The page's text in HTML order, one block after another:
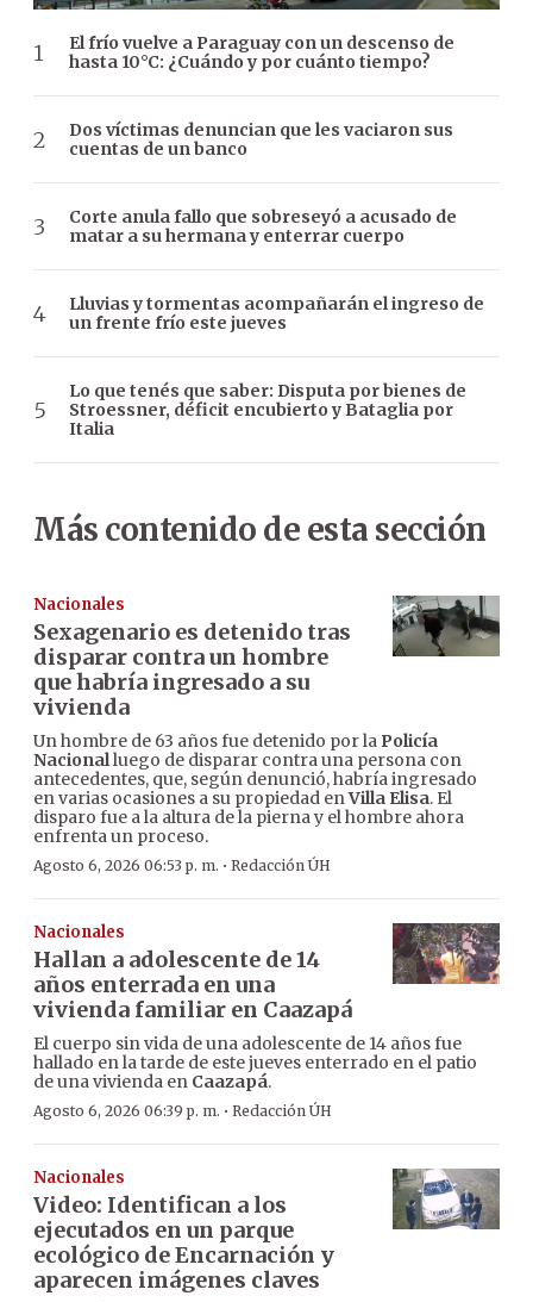
El frío vuelve a Paraguay con un descenso de
hasta 10°C: ¿Cuándo y por cuánto tiempo?
Dos víctimas denuncian que les vaciaron sus
cuentas de un banco
Corte anula fallo que sobreseyó a acusado de
matar a su hermana y enterrar cuerpo
Lluvias y tormentas acompañarán el ingreso de
un frente frío este jueves
Lo que tenés que saber: Disputa por bienes de
Stroessner, déficit encubierto y Bataglia por
Italia
Más contenido de esta sección
Nacionales
Sexagenario es detenido tras
disparar contra un hombre
que habría ingresado a su
vivienda
Un hombre de 63 años fue detenido por la Policía
Nacionalluego de disparar contra una persona con
antecedentes, que, según denunció, habría ingresado
en varias ocasiones a su propiedad enVilla Elisa. El
disparo fue a la altura de la pierna y el hombre ahora
enfrenta un proceso.
Agosto 6, 2026 06:53 p. m. · Redacción ÚH
Nacionales
Hallan a adolescente de 14
años enterrada en una
vivienda familiar en Caazapá
El cuerpo sin vida de una adolescente de 14 años fue
hallado en la tarde de este jueves enterrado en el patio
de una vivienda en Caazapá.
Agosto 6, 2026 06:39 p. m. · Redacción ÚH
Nacionales
Video: Identifican a los
ejecutados en un parque
ecológico de Encarnación y
aparecen imágenes claves